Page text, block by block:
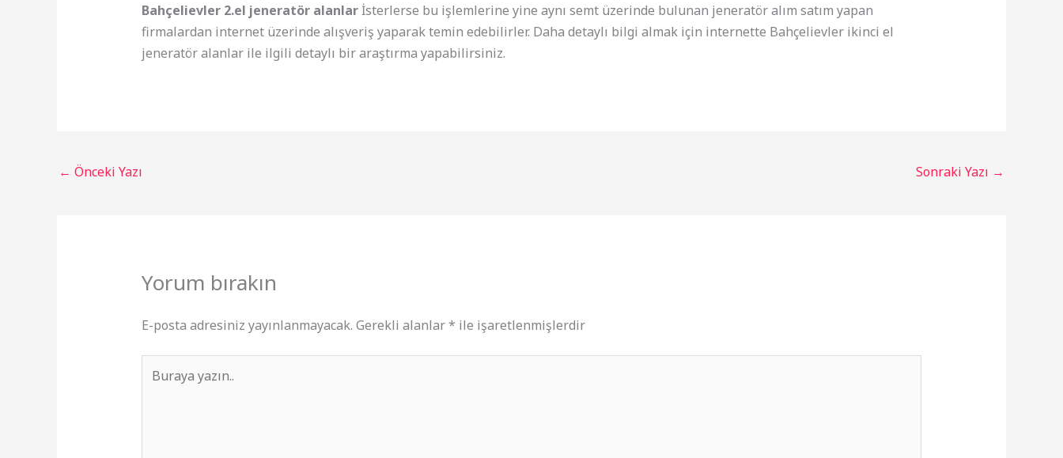
Bahçelievler 2.el jeneratör alanlarİsterlerse bu işlemlerine yine aynı semt üzerinde bulunan jeneratör alım satım yapan
firmalardan internet üzerinde alışveriş yaparak temin edebilirler. Daha detaylı bilgi almak için internette Bahçelievler ikinci el
jeneratör alanlar ile ilgili detaylı bir araştırma yapabilirsiniz.
← Önceki Yazı Sonraki Yazı →
Yorum bırakın
E-posta adresiniz yayınlanmayacak. Gerekli alanlar* ile işaretlenmişlerdir
yazın..